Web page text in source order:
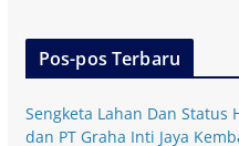
Pos-pos Terbaru
Sengketa Lahan Dan Status
dan PT Graha Inti Jaya